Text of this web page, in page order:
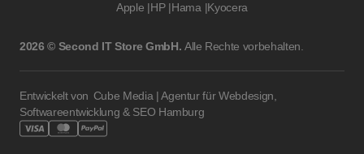
Apple |HP |Hama |Kyocera
2026 © Second IT Store GmbH. Alle Rechte vorbehalten.
Entwickelt von Cube Media | Agentur für Webdesign,
Softwareentwicklung & SEO Hamburg